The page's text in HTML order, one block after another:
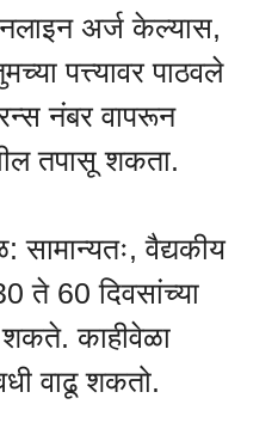
अर्ज केल्यास,
पत्त्यावर पाठवले
नंबर वापरून
तपासू शकता.
वैद्यकीय
ते 60 दिवसांच्या
काहीवेळा
वाढू शकतो.